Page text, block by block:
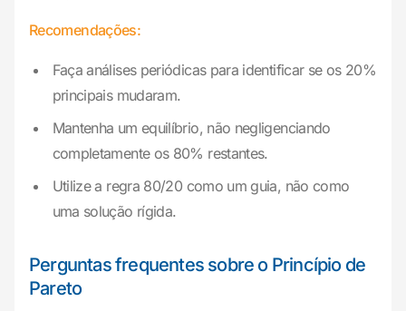
Recomendações:
Faça análises periódicas para identificar se os 20%
principais mudaram.
Mantenha um equilíbrio, não negligenciando
completamente os 80% restantes.
Utilize a regra 80/20 como um guia, não como
uma solução rígida.
Perguntas frequentes sobre o Princípio de
Pareto